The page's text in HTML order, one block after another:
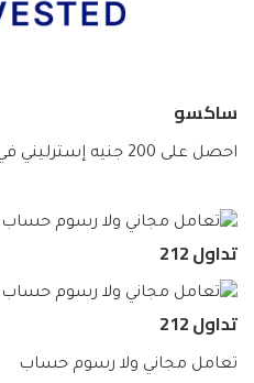
ساكسو
احصل على 200 جنيه إسترليني في رسوم التداول
تداول 212
تداول 212
تعامل مجاني ولا رسوم حساب